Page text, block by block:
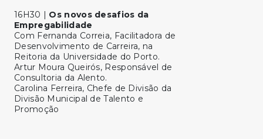
16H30 | Os novos desafios da
Empregabilidade
Com Fernanda Correia, Facilitadora de
Desenvolvimento de Carreira, na
Reitoria da Universidade do Porto.
Artur Moura Queirós, Responsável de
Consultoria da Alento.
Carolina Ferreira, Chefe de Divisão da
Divisão Municipal de Talento e
Promoção